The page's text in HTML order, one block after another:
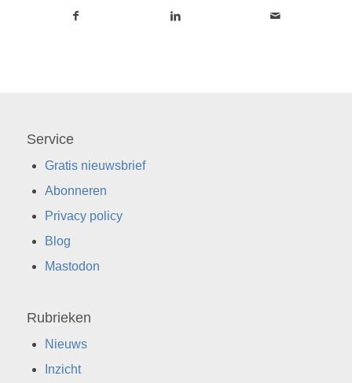
Service
Gratis nieuwsbrief
Abonneren
Privacy policy
Blog
Mastodon
Rubrieken
Nieuws
Inzicht